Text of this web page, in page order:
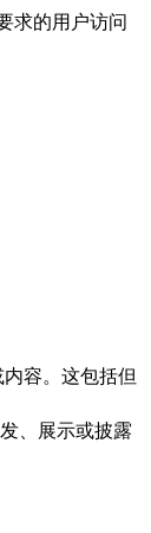
求的用户访问
容。这包括但
、展示或披露